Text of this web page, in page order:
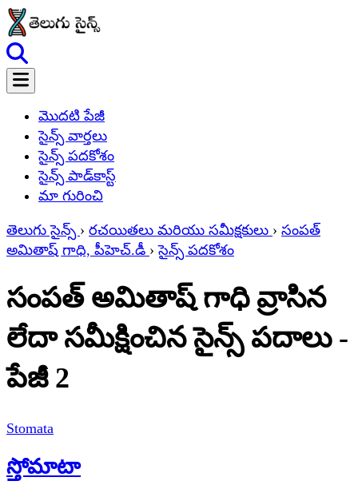
మొదటి పేజీ
సైన్స్ వార్తలు
సైన్స్ పదకోశం
సైన్స్ పాడ్‌కాస్ట్
మా గురించి
తెలుగు సైన్స్ › రచయితలు మరియు సమీక్షకులు › సంపత్
అమితాష్ గాధి, పీహెచ్‌.డీ › సైన్స్ పదకోశం
సంపత్ అమితాష్ గాధి వ్రాసిన
లేదా సమీక్షించిన సైన్స్ పదాలు -
పేజీ 2
Stomata
స్తోమాటా